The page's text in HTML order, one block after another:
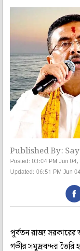
Published By:
Posted: 03:04 PM Jun 04,
Updated: 06:51 PM Jun
পূর্বতন রাজ্য
গভীর সমুদ্রবন্দর